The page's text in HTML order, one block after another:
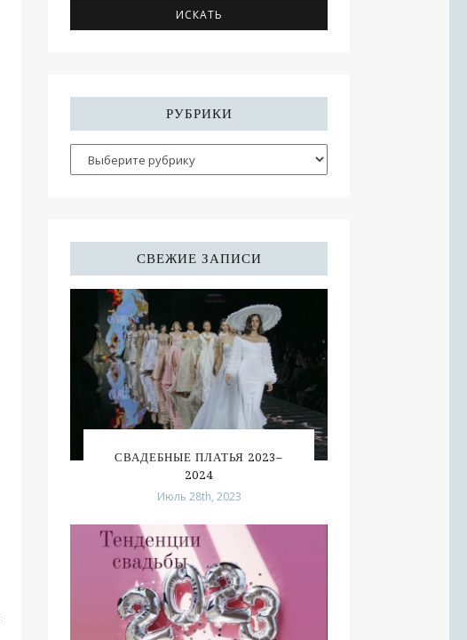
РУБРИКИ
СВЕЖИЕ ЗАПИСИ
СВАДЕБНЫЕ ПЛАТЬЯ 2023–
2024
Июль 28th, 2023